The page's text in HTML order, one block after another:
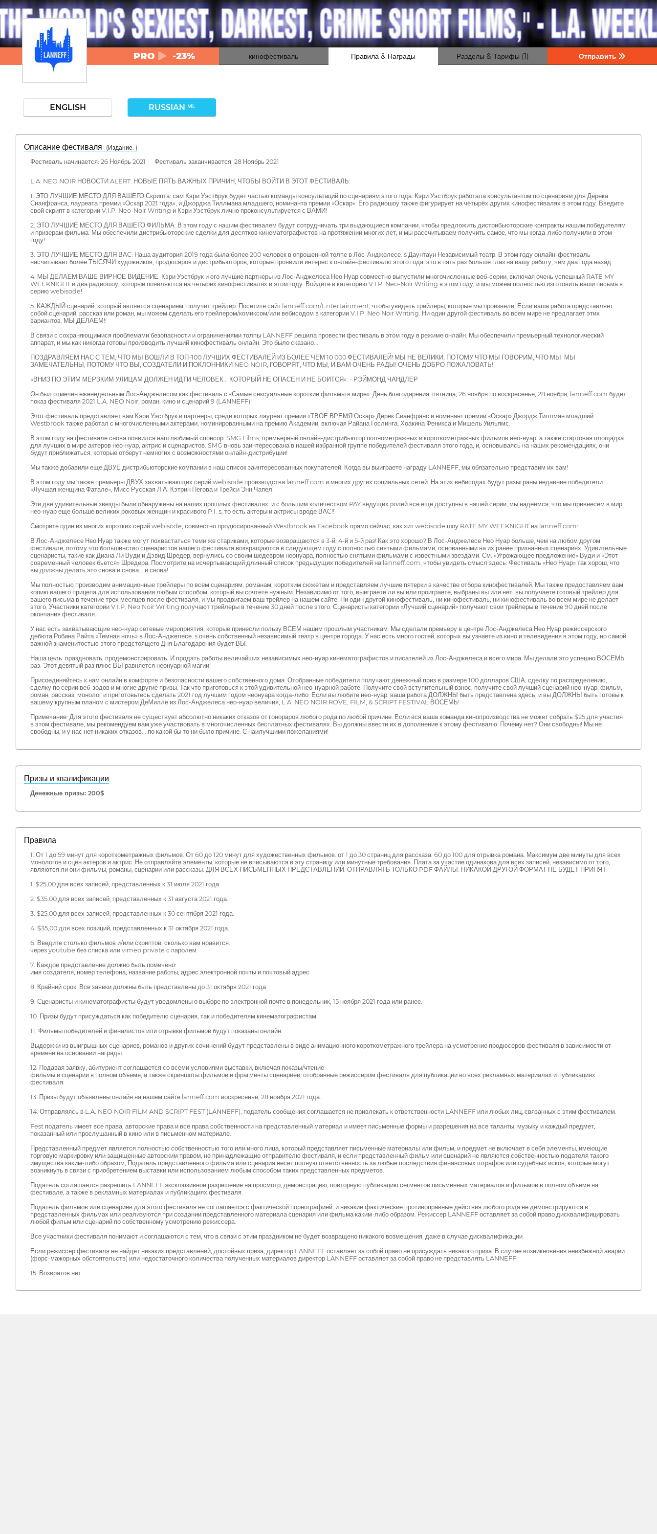
PRO -23% кинофестиваль Правила & Награды Разделы & Тарифы (1) Отправить
ENGLISH RUSSIAN ML
Описание фестиваля
( Издание: )
Фестиваль начинается: 26 Ноябрь 2021 Фестиваль заканчивается: 28 Ноябрь 2021
L.A. NEO NOIR НОВОСТИ ALERT: НОВЫЕ ПЯТЬ ВАЖНЫХ ПРИЧИН, ЧТОБЫ ВОЙТИ В ЭТОТ ФЕСТИВАЛЬ:
1. ЭТО ЛУЧШИЕ МЕСТО ДЛЯ ВАШЕГО Скрипта: сам Кэри Уэстбрук будет частью команды консультаций по сценариям этого года. Кэри Уэстбрук работала консультантом по сценариям для Дерека
Сианфранса, лауреата премии «Оскар 2021 года», и Джорджа Тиллмана младшего, номинанта премии «Оскар». Его радиошоу также фигурирует на четырёх других кинофестивалях в этом году. Введите
свой скрипт в категории V.I.P. Neo-Noir Writing и Кэри Уэстбрук лично проконсультируется с ВАМИ!
2. ЭТО ЛУЧШИЕ МЕСТО ДЛЯ ВАШЕГО ФИЛЬМА: В этом году с нашим фестивалем будут сотрудничать три выдающиеся компании, чтобы предложить дистрибьюторские контракты нашим победителям
и призерам фильма. Мы обеспечили дистрибьюторские сделки для десятков кинематографистов на протяжении многих лет, и мы рассчитываем получить самое, что мы когда-либо получили в этом
году!
3. ЭТО ЛУЧШИЕ МЕСТО ДЛЯ ВАС: Наша аудитория 2019 года была более 200 человек в опрошенной толпе в Лос-Анджелесе. s Даунтаун Независимый театр. В этом году онлайн-фестиваль
насчитывает более ТЫСЯЧИ художников, продюсеров и дистрибьюторов, которые проявили интерес к онлайн-фестивалю этого года: это в пять раз больше глаз на вашу работу, чем два года назад.
4. МЫ ДЕЛАЕМ ВАШЕ ВИРНОЕ ВИДЕНИЕ: Кэри Уэстбрук и его лучшие партнеры из Лос-Анджелеса Нео Нуар совместно выпустили многочисленные веб-серии, включая очень успешный RATE MY
WEEKNIGHT и два радиошоу, которые появляются на четырёх кинофестивалях в этом году. Войдите в категорию V.I.P. Neo-Noir Writing в этом году, и мы можем полностью изготовить ваши письма в
серию webisode!
5. КАЖДЫЙ сценарий, который является сценарием, получит трейлер. Посетите сайт lanneff.com/Entertainment, чтобы увидеть трейлеры, которые мы произвели. Если ваша работа представляет
собой сценарий, рассказ или роман, мы можем сделать его трейлером/комиксом/или вебисодом в категории V.I.P. Neo Noir Writing. Ни один другой фестиваль во всем мире не предлагает этих
вариантов. МЫ ДЕЛАЕМ!!
В связи с сохраняющимися проблемами безопасности и ограничениями толпы LANNEFF решила провести фестиваль в этом году в режиме онлайн. Мы обеспечили премьерный технологический
аппарат, и мы как никогда готовы производить лучший кинофестиваль онлайн. Это было сказано...
ПОЗДРАВЛЯЕМ НАС С ТЕМ, ЧТО МЫ ВОШЛИ В ТОП-100 ЛУЧШИХ ФЕСТИВАЛЕЙ ИЗ БОЛЕЕ ЧЕМ 10 000 ФЕСТИВАЛЕЙ! МЫ НЕ ВЕЛИКИ, ПОТОМУ ЧТО МЫ ГОВОРИМ, ЧТО МЫ. МЫ
ЗАМЕЧАТЕЛЬНЫ, ПОТОМУ ЧТО ВЫ, СОЗДАТЕЛИ И ПОКЛОННИКИ NEO NOIR, ГОВОРЯТ, ЧТО МЫ, И ВАМ ОЧЕНЬ РАДЫ! ОЧЕНЬ ДОБРО ПОЖАЛОВАТЬ!
«ВНИЗ ПО ЭТИМ МЕРЗКИМ УЛИЦАМ ДОЛЖЕН ИДТИ ЧЕЛОВЕК... КОТОРЫЙ НЕ ОПАСЕН И НЕ БОИТСЯ». - РЭЙМОНД ЧАНДЛЕР
Он был отмечен еженедельным Лос-Анджелесом как фестиваль с «Самые сексуальные короткие фильмы в мире». День благодарения, пятница, 26 ноября по воскресенье, 28 ноября, lanneff.com будет
показ фестиваля 2021 L.A. NEO Noir, роман, кино и сценарий 9 (LANNEFF)!
Этот фестиваль представляет вам Кэри Уэстбрук и партнеры, среди которых лауреат премии «ТВОЕ ВРЕМЯ Оскар» Дерек Сианфранс и номинант премии «Оскар» Джордж Тиллман младший.
Westbrook также работал с многочисленными актерами, номинированными на премию Академии, включая Райана Гослинга, Хоакина Феникса и Мишель Уильямс.
В этом году на фестивале снова появился наш любимый спонсор: SMG Films, премьерный онлайн-дистрибьютор полнометражных и короткометражных фильмов нео-нуар, а также стартовая площадка
для лучших в мире актеров нео-нуар, актрис и сценаристов. SMG вновь заинтересована в нашей избранной группе победителей фестиваля этого года, и, основываясь на наших рекомендациях, они
будут приближаться, которые отберут немногих с возможностями онлайн-дистрибуции!
Мы также добавили еще ДВУЕ дистрибьюторские компании в наш список заинтересованных покупателей. Когда вы выиграете награду LANNEFF, мы обязательно представим их вам!
В этом году мы также премьеры ДВУХ захватывающих серий webisode производства lanneff.com и многих других социальных сетей. На этих вебисодах будут разыграны недавние победители
«Лучшая женщина Фатале», Мисс Русская Л.А. Кэтрин Пегова и Трейси Энн Чапел.
Эти две удивительные звезды были обнаружены на наших прошлых фестивалях, и с большим количеством PAY ведущих ролей все еще доступны в нашей серии, мы надеемся, что мы привнесем в мир
нео-нуар еще больше великих роковых женщин и красивого P.I. s, то есть актеры и актрисы вроде ВАС!!
Смотрите один из многих коротких серий webisode, совместно продюсированный Westbrook на Facebook прямо сейчас, как хит webisode шоу RATE MY WEEKNIGHT на lanneff.com:
В Лос-Анджелесе Нео Нуар также могут похвастаться теми же стариками, которые возвращаются в 3-й, 4-й и 5-й раз! Как это хорошо? В Лос-Анджелесе Нео Нуар больше, чем на любом другом
фестивале, потому что большинство сценаристов нашего фестиваля возвращаются в следующем году с полностью снятыми фильмами, основанными на их ранее признанных сценариях. Удивительные
сценаристы, такие как Диана Ли Вуди и Дэвид Шредер, вернулись со своим шедевром неонуара, полностью снятыми фильмами с известными звездами. См. «Угрожающее предложение» Вуди и «Этот
современный человек бьется» Шредера. Посмотрите на исчерпывающий длинный список предыдущих победителей на lanneff.com, чтобы увидеть смысл здесь: Фестиваль «Нео Нуар» так хорош, что
вы должны делать это снова и снова... и снова!
Мы полностью производим анимационные трейлеры по всем сценариям, романам, коротким сюжетам и представляем лучшие пятерки в качестве отбора кинофестивалей. Мы также предоставляем вам
копию вашего прицепа для использования любым способом, который вы сочтете нужным. Независимо от того, выиграете ли вы или проиграете, выбраны вы или нет, вы получаете готовый трейлер для
вашего письма в течение трех месяцев после фестиваля, и мы продвигаем ваш трейлер на нашем сайте. Ни один другой кинофестиваль, ни кинофестиваль, ни кинофестиваль во всем мире не делает
этого. Участники категории V.I.P. Neo Noir Writing получают трейлеры в течение 30 дней после этого. Сценаристы категории «Лучший сценарий» получают свои трейлеры в течение 90 дней после
окончания фестиваля.
У нас есть захватывающие нео-нуар сетевые мероприятия, которые принесли пользу ВСЕМ нашим прошлым участникам. Мы сделали премьеру в центре Лос-Анджелеса Нео Нуар режиссерского
дебюта Робина Райта «Темная ночь» в Лос-Анджелесе. s очень собственный независимый театр в центре города. У нас есть много гостей, которых вы узнаете из кино и телевидения в этом году, но самой
важной знаменитостью этого предстоящего Дня Благодарения будет ВЫ.
Наша цель: праздновать, продемонстрировать, И продать работы величайших независимых нео-нуар кинематографистов и писателей из Лос-Анджелеса и всего мира. Мы делали это успешно ВОСЕМЬ
раз. Этот девятый раз плюс ВЫ равняется неонуарной магии!
Присоединяйтесь к нам онлайн в комфорте и безопасности вашего собственного дома. Отобранные победители получают денежный приз в размере 100 долларов США, сделку по распределению,
сделку по серии веб-зодов и многие другие призы. Так что приготовься к этой удивительной нео-нуарной работе. Получите свой вступительный взнос, получите свой лучший сценарий нео-нуар, фильм,
роман, рассказ, монолог и приготовьтесь сделать 2021 год лучшим годом неонуара когда-либо. Если вы любите нео-нуар, ваша работа ДОЛЖНЫ быть представлена здесь, и вы ДОЛЖНЫ быть готовы к
вашему крупным планом с мистером ДеМилле из Лос-Анджелеса нео-нуар величия, L.A. NEO NOIR ROVE, FILM, & SCRIPT FESTIVAL ВОСЕМЬ!
Примечание: Для этого фестиваля не существует абсолютно никаких отказов от гонораров любого рода по любой причине. Если вся ваша команда кинопроизводства не может собрать $25 для участия
в этом фестивале, мы рекомендуем вам уже участвовать в многочисленных бесплатных фестивалях. Вы должны ввести их в дополнение к этому фестивалю. Почему нет? Они свободны! Мы не
свободны, и у нас нет никаких отказов... по какой бы то ни было причине. С наилучшими пожеланиями!
Призы и квалификации
Денежные призы: 200$
Правила
1. От 1 до 59 минут для короткометражных фильмов. От 60 до 120 минут для художественных фильмов. от 1 до 30 страниц для рассказа. 60 до 100 для отрывка романа. Максимум две минуты для всех
монологов и сцен актеров и актрис. Не отправляйте элементы, которые не вписываются в эту страницу или минутные требования. Плата за участие одинакова для всех записей, независимо от того,
являются ли они фильмы, романы, сценарии или рассказы. ДЛЯ ВСЕХ ПИСЬМЕННЫХ ПРЕДСТАВЛЕНИЙ. ОТПРАВЛЯТЬ ТОЛЬКО PDF ФАЙЛЫ. НИКАКОЙ ДРУГОЙ ФОРМАТ НЕ БУДЕТ ПРИНЯТ.
1. $25,00 для всех записей, представленных к 31 июля 2021 года.
2. $35,00 для всех записей, представленных к 31 августа 2021 года.
3. $25,00 для всех записей, представленных к 30 сентября 2021 года.
4. $35,00 для всех позиций, представленных к 31 октября 2021 года.
6. Введите столько фильмов и/или скриптов, сколько вам нравится.
через youtube без списка или vimeo private с паролем.
7. Каждое представление должно быть помечено:
имя создателя, номер телефона, название работы, адрес электронной почты и почтовый адрес.
8. Крайний срок: Все заявки должны быть представлены до 31 октября 2021 года
9. Сценаристы и кинематографисты будут уведомлены о выборе по электронной почте в понедельник, 15 ноября 2021 года или ранее.
10. Призы будут присуждаться как победителю сценария, так и победителям кинематографистам.
11. Фильмы победителей и финалистов или отрывки фильмов будут показаны онлайн.
Выдержки из выигрышных сценариев, романов и других сочинений будут представлены в виде анимационного короткометражного трейлера на усмотрение продюсеров фестиваля в зависимости от
времени на основании награды.
12. Подавая заявку, абитуриент соглашается со всеми условиями выставки, включая показы/чтение
фильмы и сценарии в полном объеме, а также скриншоты фильмов и фрагменты сценариев, отобранные режиссером фестиваля для публикации во всех рекламных материалах и публикациях
фестиваля.
13. Призы будут объявлены онлайн на нашем сайте lanneff.com воскресенье, 28 ноября 2021 года.
14. Отправляясь в L.A. NEO NOIR FILM AND SCRIPT FEST (LANNEFF), податель сообщения соглашается не привлекать к ответственности LANNEFF или любых лиц, связанных с этим фестивалем.
Fest податель имеет все права, авторские права и все права собственности на представленный материал и имеет письменные формы и разрешения на все таланты, музыку и каждый предмет,
показанный или прослушанный в кино или в письменном материале.
Представленный предмет является полностью собственностью того или иного лица, который представляет письменные материалы или фильм, и предмет не включает в себя элементы, имеющие
торговую маркировку или защищенные авторским правом, не принадлежащие отправителю фестиваля, и если представленный фильм или сценарий не являются собственностью подателя такого
имущества каким-либо образом, Податель представленного фильма или сценария несет полную ответственность за любые последствия финансовых штрафов или судебных исков, которые могут
возникнуть в связи с приобретением выставки или использованием любым способом таких представленных предметов.
Податель соглашается разрешить LANNEFF эксклюзивное разрешение на просмотр, демонстрацию, повторную публикацию сегментов письменных материалов и фильмов в полном объеме на
фестивале, а также в рекламных материалах и публикациях фестиваля.
Податель фильмов или сценариев для этого фестиваля не соглашается с фактической порнографией, и никакие фактические противоправные действия любого рода не демонстрируются в
представленных фильмах или реализуются при создании представленного материала сценария или фильма каким-либо образом. Режиссер LANNEFF оставляет за собой право дисквалифицировать
любой фильм или сценарий по собственному усмотрению режиссера.
Все участники фестиваля понимают и соглашаются с тем, что в связи с этим праздником не будет возвращено никакого возмещения, даже в случае дисквалификации.
Если режиссер фестиваля не найдет никаких представлений, достойных приза, директор LANNEFF оставляет за собой право не присуждать никакого приза. В случае возникновения неизбежной аварии
(форс-мажорных обстоятельств) или недостаточного количества полученных материалов директор LANNEFF оставляет за собой право не представлять LANNEFF.
15. Возвратов нет.